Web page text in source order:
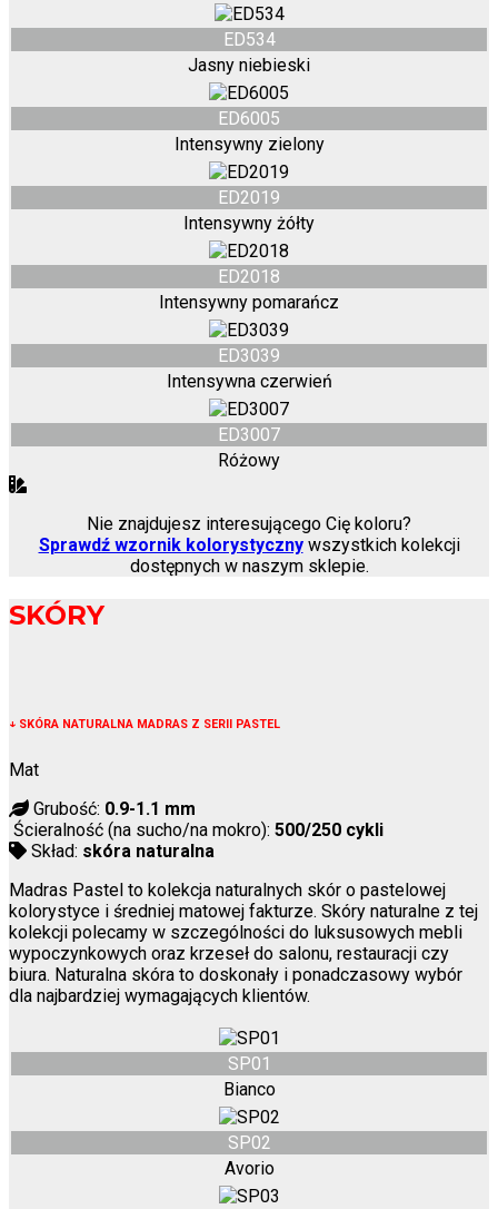
ED534
Jasny niebieski
ED6005
Intensywny zielony
ED2019
Intensywny żółty
ED2018
Intensywny pomarańcz
ED3039
Intensywna czerwień
ED3007
Różowy
Nie znajdujesz interesującego Cię koloru?
Sprawdź wzornik kolorystycznywszystkich kolekcji
dostępnych w naszym sklepie.
SKÓRY
↓ SKÓRA NATURALNA MADRAS Z SERII PASTEL
Mat
Grubość: 0.9-1.1 mm
Ścieralność (na sucho/na mokro): 500/250 cykli
Skład: skóra naturalna
Madras Pastel to kolekcja naturalnych skór o pastelowej
kolorystyce i średniej matowej fakturze. Skóry naturalne z tej
kolekcji polecamy w szczególności do luksusowych mebli
wypoczynkowych oraz krzeseł do salonu, restauracji czy
biura. Naturalna skóra to doskonały i ponadczasowy wybór
dla najbardziej wymagających klientów.
SP01
Bianco
SP02
Avorio